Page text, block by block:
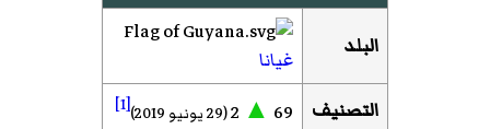
البلد
غيانا
التصنيف
69
▲ (29 يونيو 2019) [1]